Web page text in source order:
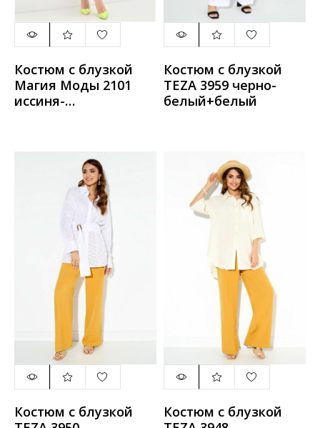
Костюм с блузкой
Магия Моды 2101
иссиня-
Костюм с блузкой
TEZA 3959 черно-
белый+белый
Костюм с блузкой
Костюм с блузкой